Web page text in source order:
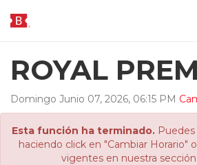
ROYAL
Domingo Junio 07, 2026, 06:15 PM
Esta función ha terminado.
haciendo click en "Cambiar Horario"
vigentes en nuestra